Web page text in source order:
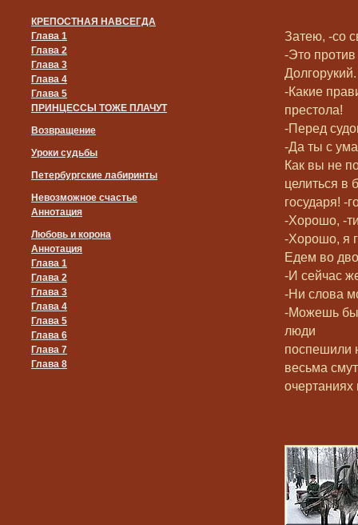
КРЕПОСТНАЯ НАВСЕГДА
Глава 1
Глава 2
Глава 3
Глава 4
Глава 5
ПРИНЦЕССЫ ТОЖЕ ПЛАЧУТ
Возвращение
Уроки судьбы
Петербургские лабиринты
Невозможное счастье
Аннотация
Любовь и корона
Аннотация
Глава 1
Глава 2
Глава 3
Глава 4
Глава 5
Глава 6
Глава 7
Глава 8
Затею, -со
-Это
Долгорукий.
-Какие
престола!
-Перед
-Да ты с
Как вы не
целиться в
государя! -
-Хорошо, -
-Хорошо, я
Едем во
-И сейчас
-Ни слова
-Можешь
люди
поспешили
весьма
очертаниях